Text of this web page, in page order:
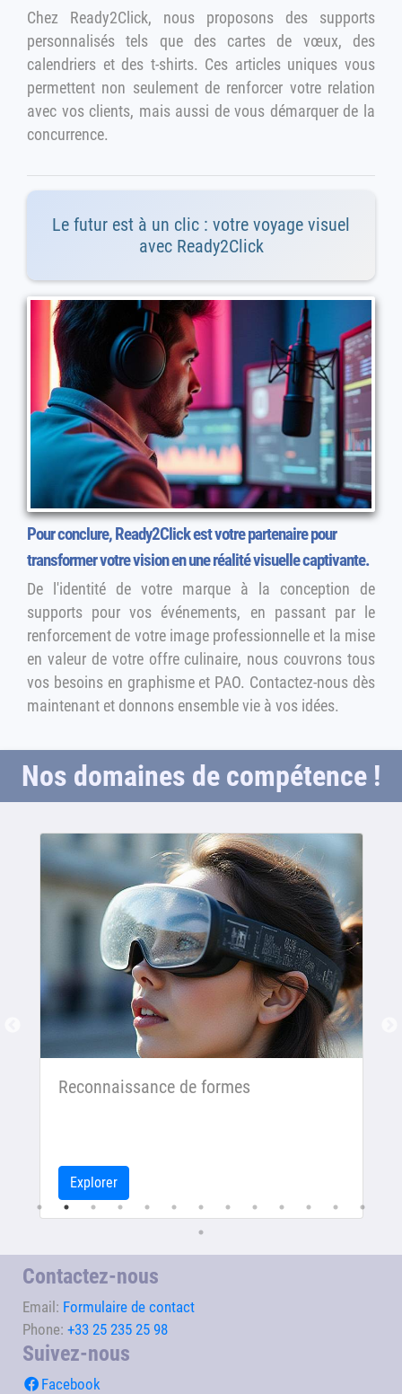
Chez Ready2Click, nous proposons des supports
personnalisés tels que des cartes de vœux, des
calendriers et des t-shirts. Ces articles uniques vous
permettent non seulement de renforcer votre relation
avec vos clients, mais aussi de vous démarquer de la
concurrence.
Le futur est à un clic : votre voyage visuel
avec Ready2Click
Pour conclure, Ready2Click est votre partenaire pour
transformer votre vision en une réalité visuelle captivante.
De l'identité de votre marque à la conception de
supports pour vos événements, en passant par le
renforcement de votre image professionnelle et la mise
en valeur de votre offre culinaire, nous couvrons tous
vos besoins en graphisme et PAO. Contactez-nous dès
maintenant et donnons ensemble vie à vos idées.
Nos domaines de compétence !
Reconnaissance de formes
Explorer
Contactez-nous
Email: Formulaire de contact
Phone: +33 25 235 25 98
Suivez-nous
Facebook